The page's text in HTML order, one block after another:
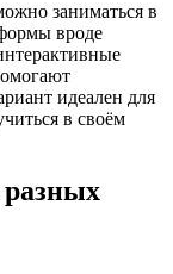
заниматься в
вроде
идеален для
в своём
разных